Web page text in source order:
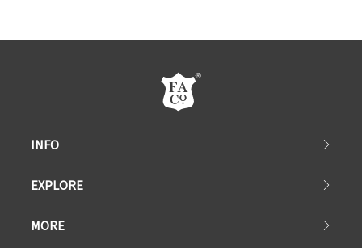
INFO
EXPLORE
MORE